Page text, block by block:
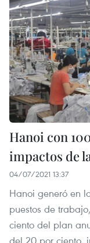
Hanoi con
impactos de
04/07/2021 13:37
Hanoi generó en
puestos de
ciento del plan